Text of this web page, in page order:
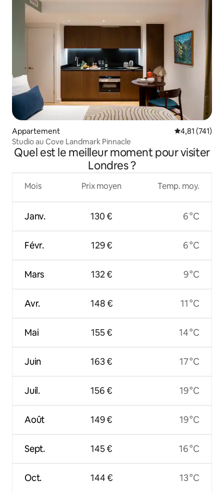
Appartement Évaluation
4,81 (741)
Studio au Cove Landmark Pinnacle
Quel est le meilleur moment pour visiter
Londres ?
Mois
Janv.
Févr.
Mars
Avr.
Mai
Juin
Juil.
Août
Sept.
Oct.
Prix moyen
130 €
129 €
132 €
148 €
155 €
163 €
156 €
149 €
145 €
144 €
Temp. moy.
6 °C
6 °C
9 °C
11 °C
14 °C
17 °C
19 °C
19 °C
16 °C
13 °C